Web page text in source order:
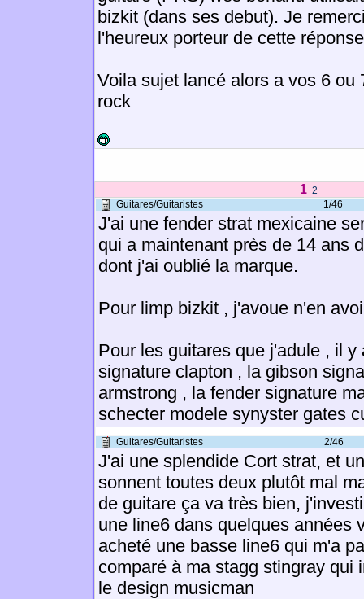
bizkit (dans ses debut). Je
l'heureux porteur de cette
Voila sujet lancé alors a vos 6 ou
rock
1 2
Guitares/Guitaristes
1/46
J'ai une fender strat mexicaine
qui a maintenant près de 14 ans
dont j'ai oublié la marque.
Pour limp bizkit , j'avoue n'en
Pour les guitares que j'adule , il y
signature clapton , la gibson
armstrong , la fender signature
schecter modele synyster gates
Guitares/Guitaristes 2/46
J'ai une splendide Cort strat, et
sonnent toutes deux plutôt mal
de guitare ça va très bien,
une line6 dans quelques années
acheté une basse line6 qui m'a
comparé à ma stagg stingray qui
le design musicman